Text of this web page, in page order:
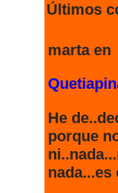
273307
Últimos
marta en
He
porque
nada...es